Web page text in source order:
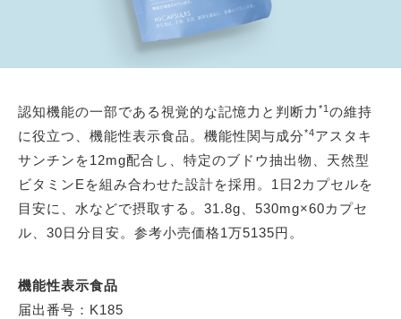
認知機能の一部である視覚的な記憶力と判断力 *1 の維持
に役立つ、機能性表示食品。機能性関与成分*4アスタキ
サンチンを12mg配合し、特定のブドウ抽出物、天然型
ビタミンEを組み合わせた設計を採用。1日2カプセルを
目安に、水などで摂取する。31.8g、530mg×60カプセ
ル、30日分目安。参考小売価格1万5135円。
機能性表示食品
届出番号：K185